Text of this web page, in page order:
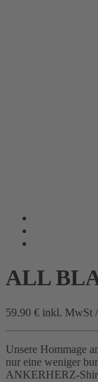
ALL
59.90 € inkl. MwSt /
Unsere Hommage
nur eine weniger
ANKERHERZ-